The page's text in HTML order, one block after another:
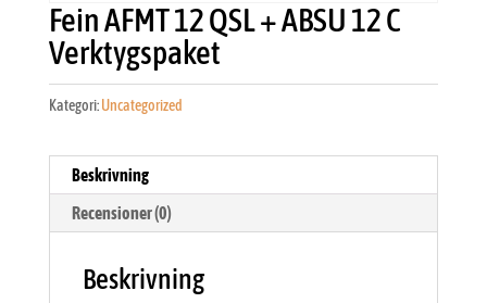
Fein AFMT 12 QSL + ABSU 12 C
Verktygspaket
Kategori:Uncategorized
Beskrivning
Recensioner (0)
Beskrivning